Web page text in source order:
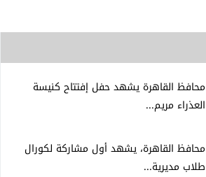
محافظ القاهرة يشهد حفل إفتتاح كنيسة
العذراء مريم...
محافظ القاهرة، يشهد أول مشاركة لكورال
طلاب مديرية...